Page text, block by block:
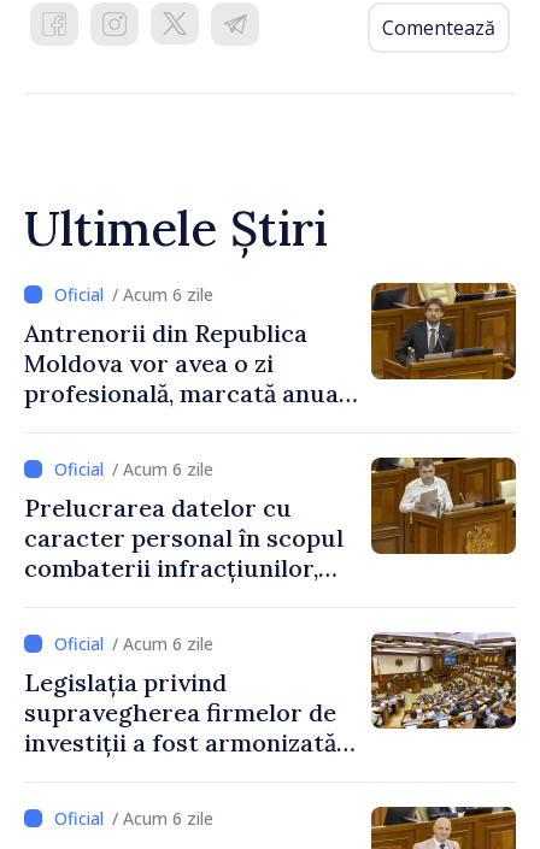
Comentează
Ultimele Știri
/ Acum 6 zile
Antrenorii din Republica
Moldova vor avea o zi
profesională, marcată anual
/ Acum 6 zile
Prelucrarea datelor cu
caracter personal în scopul
combaterii infracțiunilor,
/ Acum 6 zile
Legislația privind
supravegherea firmelor de
investiții a fost armonizată
/ Acum 6 zile